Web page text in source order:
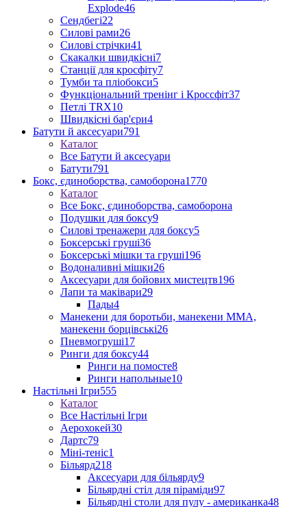
Explode46
Сендбегі22
Силові рами26
Силові стрічки41
Скакалки швидкісні7
Станції для кросфіту7
Тумби та пліобокси5
Функціональний тренінг і Кроссфіт37
Петлі TRX10
Швидкісні бар'єри4
Батути й аксесуари791
Каталог
Все Батути й аксесуари
Батути791
Бокс, єдиноборства, самоборона1770
Каталог
Все Бокс, єдиноборства, самоборона
Подушки для боксу9
Силові тренажери для боксу5
Боксерські груші36
Боксерські мішки та груші196
Водоналивні мішки26
Аксесуари для бойових мистецтв196
Лапи та маківари29
Пады4
Манекени для боротьби, манекени ММА,
манекени борцівські26
Пневмогруші17
Ринги для боксу44
Ринги на помосте8
Ринги напольные10
Настільні Ігри555
Каталог
Все Настільні Ігри
Аерохокей30
Дартс79
Міні-теніс1
Більярд218
Аксесуари для більярду9
Більярдні стіл для піраміди97
Більярдні столи для пулу - американка48